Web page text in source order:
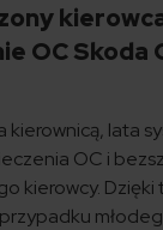
OC Skoda
kierownicą, lata
OC i
kierowcy. Dzięki